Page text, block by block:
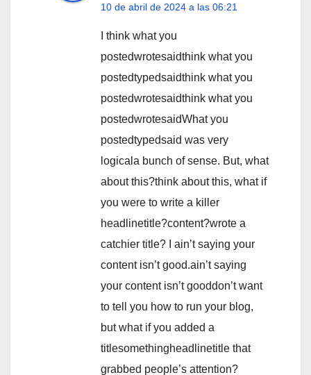
10 de abril de 2024 a las 06:21
I think what you
postedwrotesaidthink what you
postedtypedsaidthink what you
postedwrotesaidthink what you
postedwrotesaidWhat you
postedtypedsaid was very
logicala bunch of sense. But, what
about this?think about this, what if
you were to write a killer
headlinetitle?content?wrote a
catchier title? I ain’t saying your
content isn’t good.ain’t saying
your content isn’t gooddon’t want
to tell you how to run your blog,
but what if you added a
titlesomethingheadlinetitle that
grabbed people’s attention?